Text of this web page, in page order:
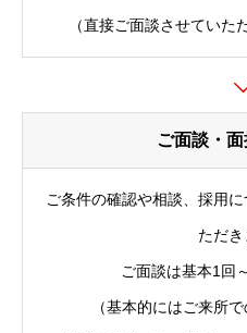
（直接ご面談させていた
ご面談・
ご条件の確認や相談、採用
ただき
ご面談は基本1回
（基本的にはご来所